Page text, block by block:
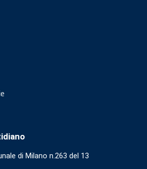
di Milano n.263 del 13